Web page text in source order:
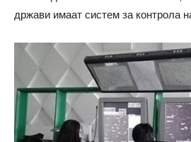
држави имаат систем за контрола